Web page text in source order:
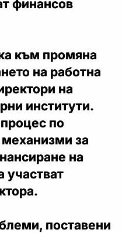
финансов
към промяна
на работна
на
институти.
по
механизми за
на
участват
поставени